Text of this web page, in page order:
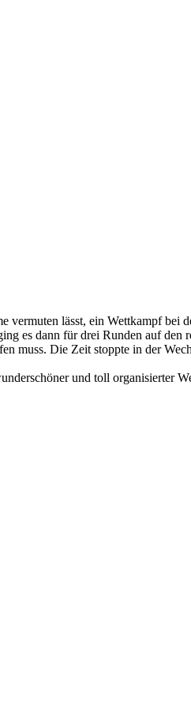
lässt, ein Wettkampf
es dann für drei Runden auf
muss. Die Zeit stoppte in der
und toll organisierter